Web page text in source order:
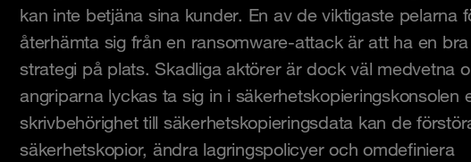
kan inte betjäna sina kunder. En av de viktigaste pelarna
återhämta sig från en ransomware-attack är att ha en
strategi på plats. Skadliga aktörer är dock väl medvetna
angriparna lyckas ta sig in i säkerhetskopieringskonsolen
skrivbehörighet till säkerhetskopieringsdata kan de
säkerhetskopior, ändra lagringspolicyer och omdefiniera